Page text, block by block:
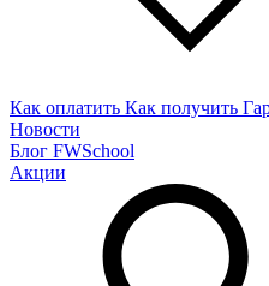
Как оплатить Как получить
Новости
Блог FWSchool
Акции